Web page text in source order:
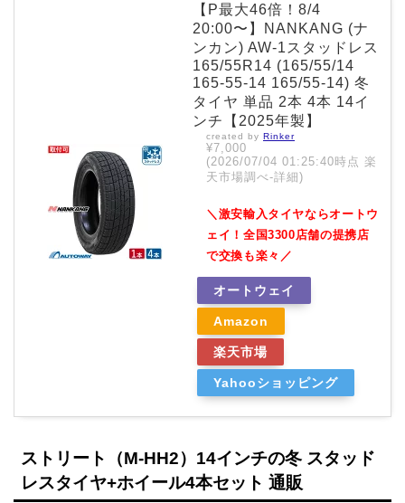
【P最大46倍！8/4
20:00〜】NANKANG (ナ
ンカン) AW-1スタッドレス
165/55R14 (165/55/14
165-55-14 165/55-14) 冬
タイヤ 単品 2本 4本 14イ
ンチ【2025年製】
created by Rinker
¥7,000
(2026/07/04 01:25:40時点 楽
天市場調べ-詳細)
＼激安輸入タイヤならオートウ
ェイ！全国3300店舗の提携店
で交換も楽々／
オートウェイ
Amazon
楽天市場
Yahooショッピング
ストリート（M-HH2）14インチの冬 スタッド
レスタイヤ+ホイール4本セット 通販